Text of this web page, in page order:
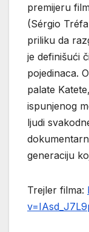
premijeru
(Sérgio
priliku da
je definišući
pojedinaca.
palate
ispunjenog
ljudi
generaciju
Trejler filma: